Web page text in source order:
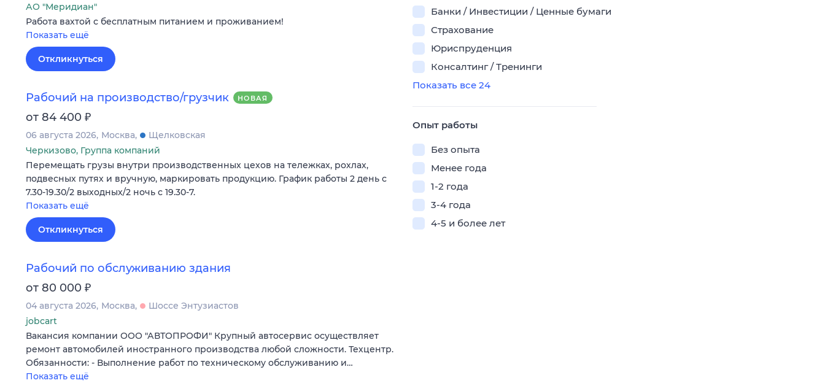
АО "Меридиан"
Работа вахтой с бесплатным питанием и проживанием!
Показать ещё
Откликнуться
Рабочий на производство/грузчик НОВАЯ
от 84 400 ₽
06 августа 2026 Москва
Щелковская
Черкизово, Группа компаний
Перемещать грузы внутри производственных цехов на тележках, рохлах,
подвесных путях и вручную, маркировать продукцию. График работы 2 день с
7.30-19.30/2 выходных/2 ночь с 19.30-7.
Показать ещё
Откликнуться
Рабочий по обслуживанию здания
от 80 000 ₽
04 августа 2026 Москва
Шоссе Энтузиастов
jobcart
Вакансия компании ООО "АВТОПРОФИ" Крупный автосервис осуществляет
ремонт автомобилей иностранного производства любой сложности. Техцентр.
Обязанности: - Выполнение работ по техническому обслуживанию и…
Показать ещё
Банки / Инвестиции / Ценные бумаги
Страхование
Юриспруденция
Консалтинг / Тренинги
Показать все 24
Опыт работы
Без опыта
Менее года
1-2 года
3-4 года
4-5 и более лет